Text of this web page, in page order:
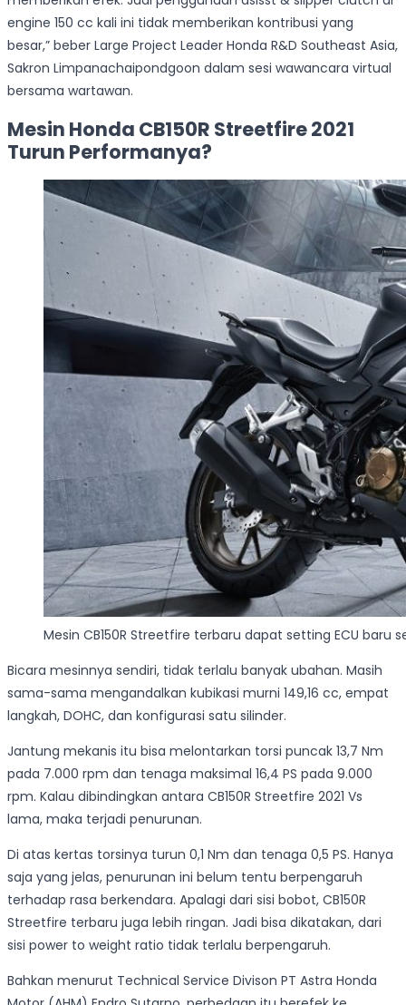
engine 150 cc kali ini tidak memberikan kontribusi yang
besar,” beber Large Project Leader Honda R&D Southeast Asia,
Sakron Limpanachaipondgoon dalam sesi wawancara virtual
bersama wartawan.
Mesin Honda CB150R Streetfire 2021
Turun Performanya?
Mesin CB150R Streetfire terbaru dapat setting ECU baru
Bicara mesinnya sendiri, tidak terlalu banyak ubahan. Masih
sama-sama mengandalkan kubikasi murni 149,16 cc, empat
langkah, DOHC, dan konfigurasi satu silinder.
Jantung mekanis itu bisa melontarkan torsi puncak 13,7 Nm
pada 7.000 rpm dan tenaga maksimal 16,4 PS pada 9.000
rpm. Kalau dibindingkan antara CB150R Streetfire 2021 Vs
lama, maka terjadi penurunan.
Di atas kertas torsinya turun 0,1 Nm dan tenaga 0,5 PS. Hanya
saja yang jelas, penurunan ini belum tentu berpengaruh
terhadap rasa berkendara. Apalagi dari sisi bobot, CB150R
Streetfire terbaru juga lebih ringan. Jadi bisa dikatakan, dari
sisi power to weight ratio tidak terlalu berpengaruh.
Bahkan menurut Technical Service Divison PT Astra Honda